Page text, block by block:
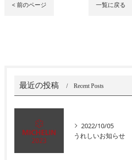
< 前のページ 一覧に戻る
最近の投稿 Recent Posts
2022/10/05
うれしいお知らせ